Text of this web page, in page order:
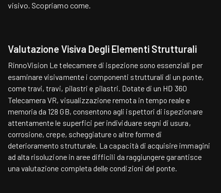
visivo. Scopriamo come.
Valutazione Visiva Degli Elementi Strutturali
RinnoVision Le telecamere di ispezione sono essenziali per
esaminare visivamente i componenti strutturali di un ponte,
come travi, travi, pilastri e pilastri. Dotate di un HD 360
Telecamera VR, visualizzazione remota in tempo reale e
memoria da 128 GB, consentono agli ispettori di ispezionare
attentamente le superfici per individuare segni di usura,
corrosione, crepe, scheggiature o altre forme di
deterioramento strutturale. La capacità di acquisire immagini
ad alta risoluzione in aree difficili da raggiungere garantisce
una valutazione completa delle condizioni del ponte.